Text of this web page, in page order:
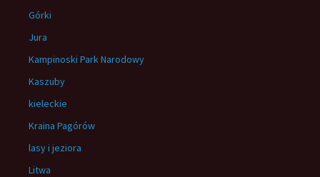
Górki
Jura
Kampinoski Park Narodowy
Kaszuby
kieleckie
Kraina Pagórów
lasy i jeziora
Litwa